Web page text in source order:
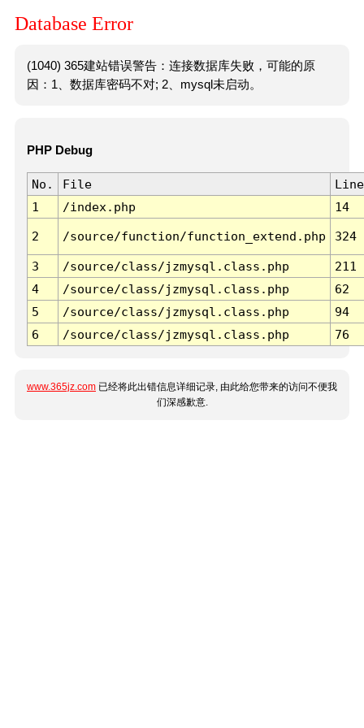
Database Error
(1040) 365建站错误警告：连接数据库失败，可能的原
因：1、数据库密码不对; 2、mysql未启动。
PHP Debug
No. File
Line
1
/index.php 14
2 /source/function/function_extend.php 324
3 /source/class/jzmysql.class.php
211
4
/source/class/jzmysql.class.php
62
5
/source/class/jzmysql.class.php
94
6
/source/class/jzmysql.class.php 76
www.365jz.com 已经将此出错信息详细记录, 由此给您带来的访问不便我
们深感歉意.